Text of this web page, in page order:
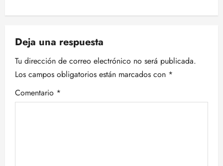
a
c
i
ó
Deja una respuesta
Tu dirección de correo electrónico no será publicada.
Los campos obligatorios están marcados con *
Comentario *